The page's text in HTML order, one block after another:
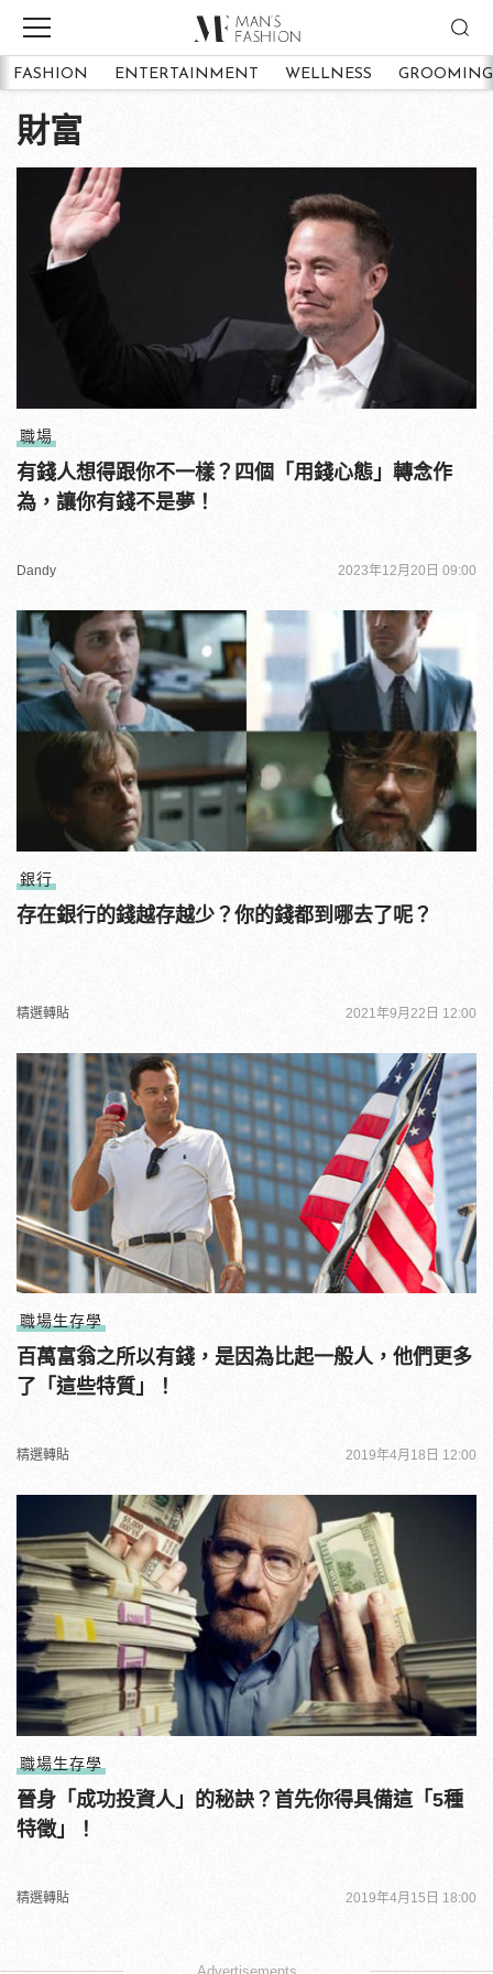
FASHION ENTERTAINMENT WELLNESS GROOMING
財富
職場
有錢人想得跟你不一樣？四個「用錢心態」轉念作
為，讓你有錢不是夢！
Dandy 2023年12月20日 09:00
銀行
存在銀行的錢越存越少？你的錢都到哪去了呢？
精選轉貼 2021年9月22日 12:00
職場生存學
百萬富翁之所以有錢，是因為比起一般人，他們更多
了「這些特質」！
精選轉貼 2019年4月18日 12:00
職場生存學
晉身「成功投資人」的秘訣？首先你得具備這「5種
特徵」！
精選轉貼 2019年4月15日 18:00